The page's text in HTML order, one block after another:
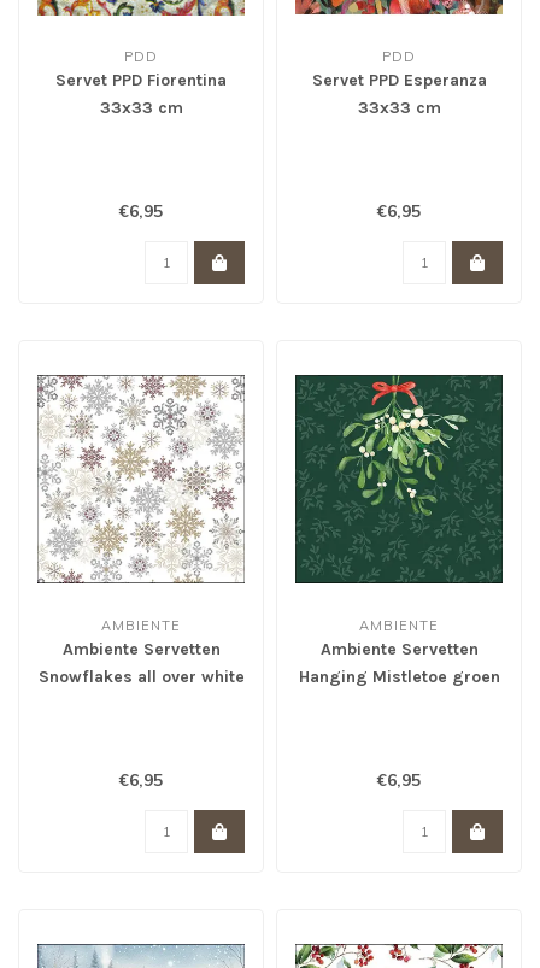
PDD
Servet PPD Fiorentina
33x33 cm
€6,95
PDD
Servet PPD Esperanza
33x33 cm
€6,95
AMBIENTE
Ambiente Servetten
Snowflakes all over white
€6,95
AMBIENTE
Ambiente Servetten
Hanging Mistletoe groen
€6,95